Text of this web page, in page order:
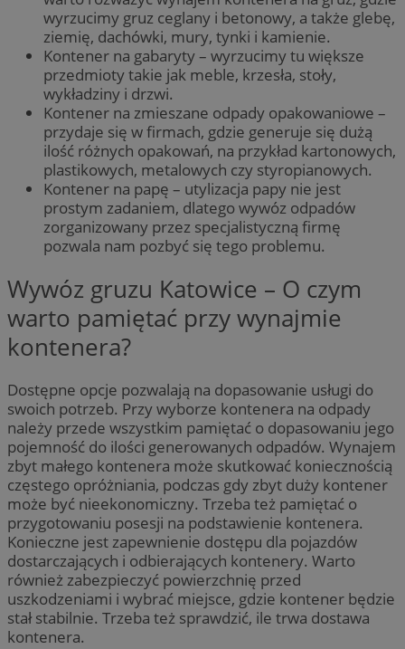
wyrzucimy gruz ceglany i betonowy, a także glebę,
ziemię, dachówki, mury, tynki i kamienie.
Kontener na gabaryty – wyrzucimy tu większe
przedmioty takie jak meble, krzesła, stoły,
wykładziny i drzwi.
Kontener na zmieszane odpady opakowaniowe –
przydaje się w firmach, gdzie generuje się dużą
ilość różnych opakowań, na przykład kartonowych,
plastikowych, metalowych czy styropianowych.
Kontener na papę – utylizacja papy nie jest
prostym zadaniem, dlatego wywóz odpadów
zorganizowany przez specjalistyczną firmę
pozwala nam pozbyć się tego problemu.
Wywóz gruzu Katowice – O czym
warto pamiętać przy wynajmie
kontenera?
Dostępne opcje pozwalają na dopasowanie usługi do
swoich potrzeb. Przy wyborze kontenera na odpady
należy przede wszystkim pamiętać o dopasowaniu jego
pojemność do ilości generowanych odpadów. Wynajem
zbyt małego kontenera może skutkować koniecznością
częstego opróżniania, podczas gdy zbyt duży kontener
może być nieekonomiczny. Trzeba też pamiętać o
przygotowaniu posesji na podstawienie kontenera.
Konieczne jest zapewnienie dostępu dla pojazdów
dostarczających i odbierających kontenery. Warto
również zabezpieczyć powierzchnię przed
uszkodzeniami i wybrać miejsce, gdzie kontener będzie
stał stabilnie. Trzeba też sprawdzić, ile trwa dostawa
kontenera.